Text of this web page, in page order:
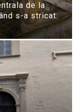
de la
s-a stricat: